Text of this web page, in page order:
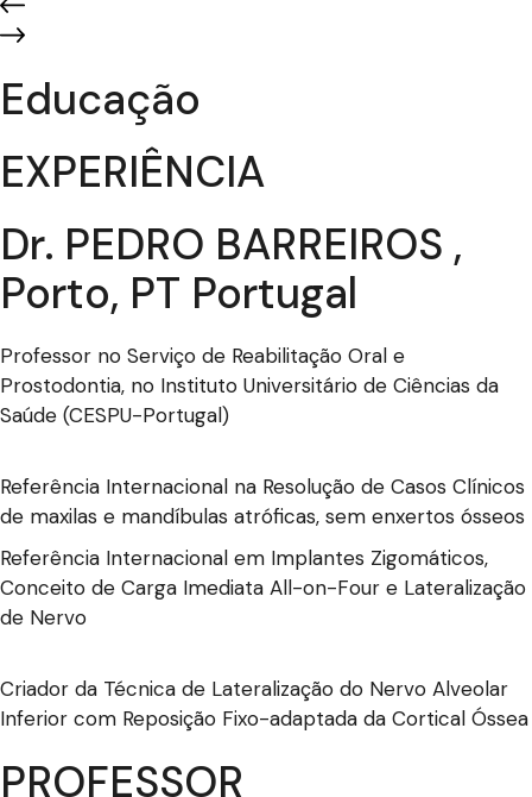
Educação
EXPERIÊNCIA
Dr. PEDRO BARREIROS ,
Porto, PT Portugal
Professor no Serviço de Reabilitação Oral e
Prostodontia, no Instituto Universitário de Ciências da
Saúde (CESPU-Portugal)
Referência Internacional na Resolução de Casos Clínicos
de maxilas e mandíbulas atróficas, sem enxertos ósseos
Referência Internacional em Implantes Zigomáticos,
Conceito de Carga Imediata All-on-Four e Lateralização
de Nervo
Criador da Técnica de Lateralização do Nervo Alveolar
Inferior com Reposição Fixo-adaptada da Cortical Óssea
PROFESSOR